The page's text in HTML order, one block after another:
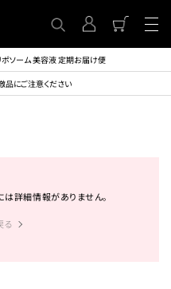
ポソーム 美容液 定期お届け便
品にご注意ください
は詳細情報がありません。
る